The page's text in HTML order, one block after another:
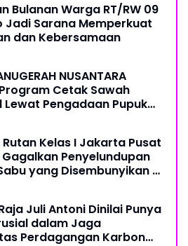
Bulanan Warga RT/RW 09
Jadi Sarana Memperkuat
dan Kebersamaan
NUSANTARA
Cetak Sawah
Lewat Pengadaan Pupuk
Kelas I Jakarta Pusat
Penyelundupan
yang Disembunyikan di
Juli Antoni Dinilai Punya
dalam Jaga
Perdagangan Karbon